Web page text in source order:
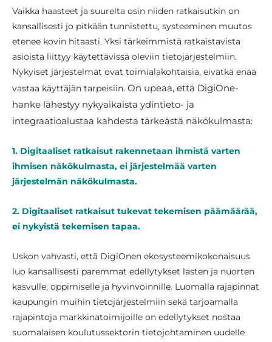
Vaikka haasteet ja suurelta osin niiden ratkaisutkin on
kansallisesti jo pitkään tunnistettu, systeeminen muutos
etenee kovin hitaasti. Yksi tärkeimmistä ratkaistavista
asioista liittyy käytettävissä oleviin tietojärjestelmiin.
Nykyiset järjestelmät ovat toimialakohtaisia, eivätkä enää
vastaa käyttäjän tarpeisiin. On upeaa, että DigiOne-
hanke lähestyy nykyaikaista ydintieto- ja
integraatioalustaa kahdesta tärkeästä näkökulmasta:
1. Digitaaliset ratkaisut rakennetaan ihmistä varten
ihmisen näkökulmasta, ei järjestelmää varten
järjestelmän näkökulmasta.
2. Digitaaliset ratkaisut tukevat tekemisen päämäärää,
ei nykyistä tekemisen tapaa.
Uskon vahvasti, että DigiOnen ekosysteemikokonaisuus
luo kansallisesti paremmat edellytykset lasten ja nuorten
kasvulle, oppimiselle ja hyvinvoinnille. Luomalla rajapinnat
kaupungin muihin tietojärjestelmiin sekä tarjoamalla
rajapintoja markkinatoimijoille on edellytykset nostaa
suomalaisen koulutussektorin tietojohtaminen uudelle